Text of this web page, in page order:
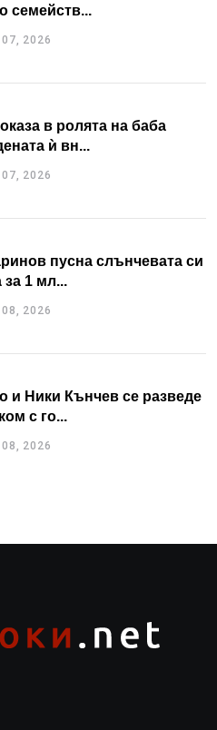
семейств...
07, 2026
в ролята на баба
ѝ вн...
07, 2026
пусна слънчевата си
за 1 мл...
08, 2026
и Ники Кънчев се разведе
с го...
08, 2026